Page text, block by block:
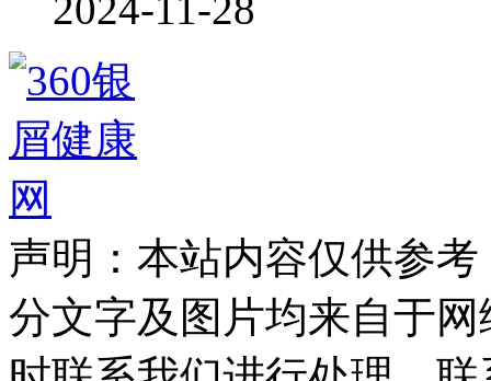
声明：本站内容仅供参
分文字及图片均来自于